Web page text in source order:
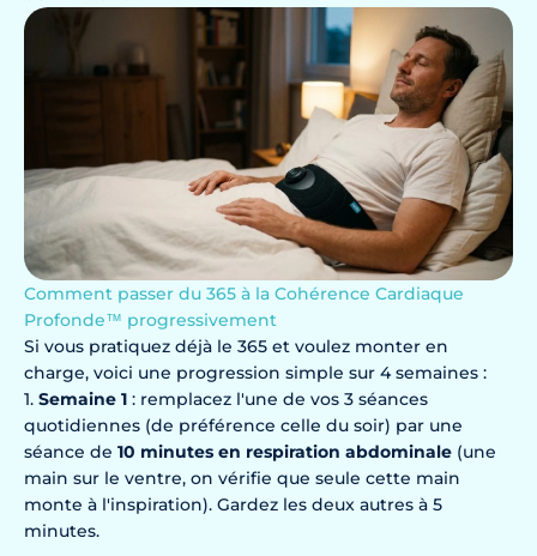
Comment passer du 365 à la Cohérence Cardiaque
Profonde™ progressivement
Si vous pratiquez déjà le 365 et voulez monter en
charge, voici une progression simple sur 4 semaines :
Semaine 1 : remplacez l'une de vos 3 séances
quotidiennes (de préférence celle du soir) par une
séance de 10 minutes en respiration abdominale (une
main sur le ventre, on vérifie que seule cette main
monte à l'inspiration). Gardez les deux autres à 5
minutes.